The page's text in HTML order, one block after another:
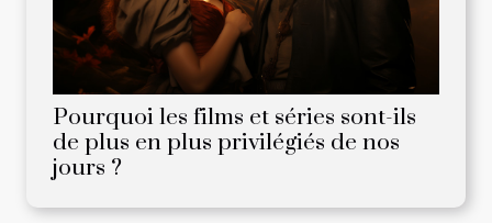
Pourquoi les films et séries sont-ils
de plus en plus privilégiés de nos
jours ?